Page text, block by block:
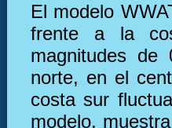
El modelo
frente a la
magnitudes
norte, en el
costa sur
modelo,